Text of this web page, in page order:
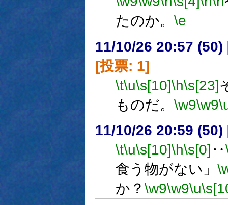
たのか。 \e
11/10/26 20:57 (50)
[投票: 1]
\t\u\s[10]\h\s[23]
ものだ。 \w9\w9
11/10/26 20:59 (50)
\t\u\s[10]\h\s[0] ‥
食う物がない」
か？ \w9\w9\u